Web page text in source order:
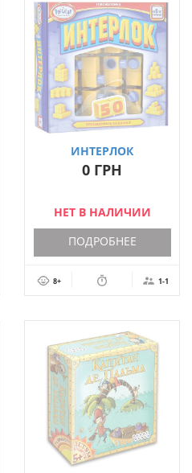
ИНТЕРЛОК
0 ГРН
НЕТ В НАЛИЧИИ
ПОДРОБНЕЕ
8+ 1-1